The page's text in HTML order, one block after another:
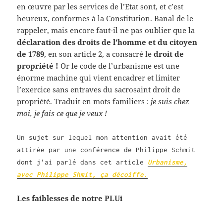
en œuvre par les services de l’Etat sont, et c’est
heureux, conformes à la Constitution. Banal de le
rappeler, mais encore faut-il ne pas oublier que la
déclaration des droits de l’homme et du citoyen
de 1789, en son article 2, a consacré ledroit de
propriété ! Or le code de l’urbanisme est une
énorme machine qui vient encadrer et limiter
l’exercice sans entraves du sacrosaint droit de
propriété. Traduit en mots familiers : je suis chez
moi, je fais ce que je veux !
Un sujet sur lequel mon attention avait été
attirée par une conférence de Philippe Schmit
dont j'ai parlé dans cet article Urbanisme,
avec Philippe Shmit, ça décoiffe.
Les faiblesses de notre PLUi